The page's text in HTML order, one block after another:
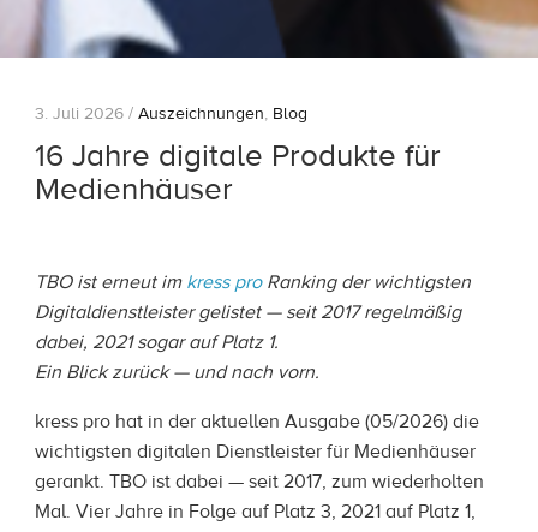
3. Juli 2026 / Auszeichnungen, Blog
16 Jahre digitale Produkte für
Medienhäuser
TBO ist erneut im kress proRanking der wichtigsten
Digitaldienstleister gelistet — seit 2017 regelmäßig
dabei, 2021 sogar auf Platz 1.
Ein Blick zurück — und nach vorn.
kress pro hat in der aktuellen Ausgabe (05/2026) die
wichtigsten digitalen Dienstleister für Medienhäuser
gerankt. TBO ist dabei — seit 2017, zum wiederholten
Mal. Vier Jahre in Folge auf Platz 3, 2021 auf Platz 1,